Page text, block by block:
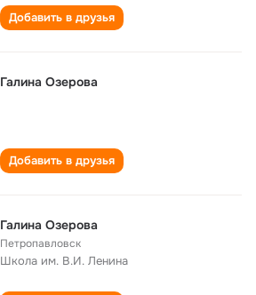
Добавить в друзья
Галина Озерова
Добавить в друзья
Галина Озерова
Петропавловск
Школа им. В.И. Ленина